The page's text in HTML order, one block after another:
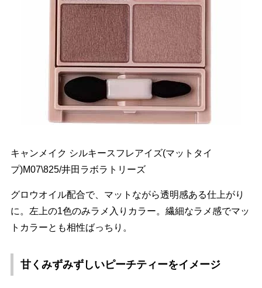
キャンメイク シルキースフレアイズ(マットタイ
プ)M07\825/井田ラボラトリーズ
グロウオイル配合で、マットながら透明感ある仕上がり
に。左上の1色のみラメ入りカラー。繊細なラメ感でマッ
トカラーとも相性ばっちり。
甘くみずみずしいピーチティーをイメージ